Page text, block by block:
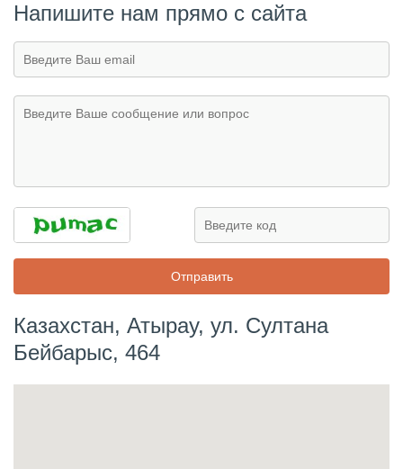
Напишите нам прямо с сайта
Казахстан, Атырау, ул. Султана
Бейбарыс, 464